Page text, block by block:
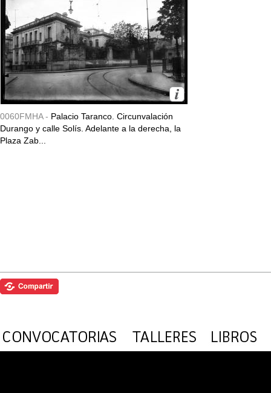
0060FMHA - Palacio Taranco. Circunvalación
Durango y calle Solís. Adelante a la derecha, la
Plaza Zab...